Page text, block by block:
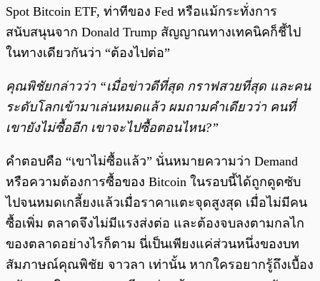
Spot Bitcoin ETF, ท่าทีของ Fed หรือแม้กระทั่งการ
สนับสนุนจาก Donald Trump สัญญาณทางเทคนิคก็ชี้ไป
ในทางเดียวกันว่า “ต้องไปต่อ”
คุณพิชัยกล่าวว่า “เมื่อข่าวดีที่สุด กราฟสวยที่สุด และคน
ระดับโลกเข้ามาเล่นหมดแล้ว ผมถามคำเดียวว่า คนที่
เขายังไม่ซื้ออีก เขาจะไปซื้อตอนไหน?”
คำตอบคือ “เขาไม่ซื้อแล้ว” นั่นหมายความว่า Demand
หรือความต้องการซื้อของ Bitcoin ในรอบนี้ได้ถูกดูดซับ
ไปจนหมดเกลี้ยงแล้วเมื่อราคาแตะจุดสูงสุด เมื่อไม่มีคน
ซื้อเพิ่ม ตลาดจึงไม่มีแรงส่งต่อ และต้องจบลงตามกลไก
ของตลาดอย่างไรก็ตาม นี่เป็นเพียงแค่ส่วนหนึ่งของบท
สัมภาษณ์คุณพิชัย จาวลา เท่านั้น หากใครอยากรู้ถึงเบื้อง